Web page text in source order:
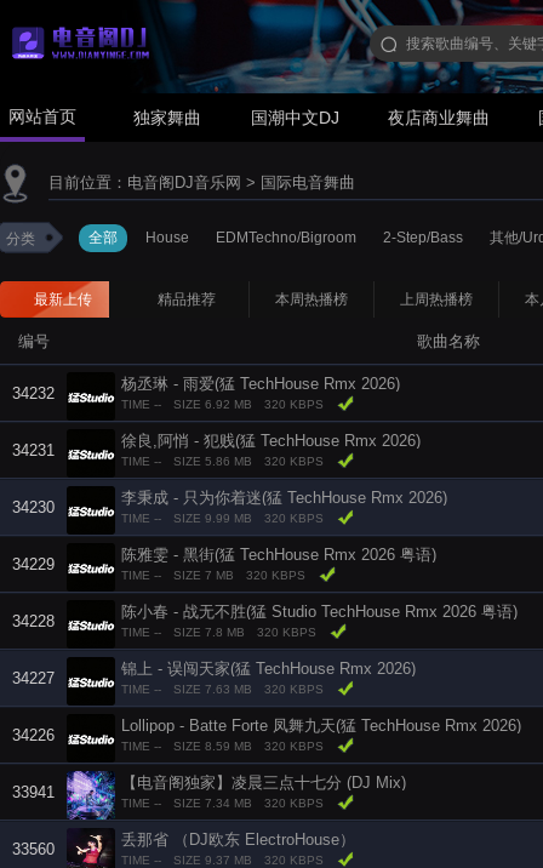
网站首页 独家舞曲 国潮中文DJ 夜店商业舞曲
目前位置： 电音阁DJ音乐网 > 国际电音舞曲
分类 全部 House EDMTechno/Bigroom 2-Step/Bass 其他/
最新上传 精品推荐 本周热播榜 上周热播榜 本
编号 歌曲名称
34232
杨丞琳 - 雨爱(猛 TechHouse Rmx 2026)
TIME -- SIZE 6.92 MB 320 KBPS
34231
徐良,阿悄 - 犯贱(猛 TechHouse Rmx 2026)
TIME -- SIZE 5.86 MB 320 KBPS
34230
李秉成 - 只为你着迷(猛 TechHouse Rmx 2026)
TIME -- SIZE 9.99 MB 320 KBPS
34229
陈雅雯 - 黑街(猛 TechHouse Rmx 2026 粤语)
TIME -- SIZE 7 MB 320 KBPS
34228
陈小春 - 战无不胜(猛 Studio TechHouse Rmx 2026 粤语)
TIME -- SIZE 7.8 MB 320 KBPS
34227
锦上 - 误闯天家(猛 TechHouse Rmx 2026)
TIME -- SIZE 7.63 MB 320 KBPS
34226
Lollipop - Batte Forte 凤舞九天(猛 TechHouse Rmx 2026)
TIME -- SIZE 8.59 MB 320 KBPS
33941
【电音阁独家】凌晨三点十七分 (DJ Mix)
TIME -- SIZE 7.34 MB 320 KBPS
33560
丢那省 （DJ欧东 ElectroHouse）
TIME -- SIZE 9.37 MB 320 KBPS